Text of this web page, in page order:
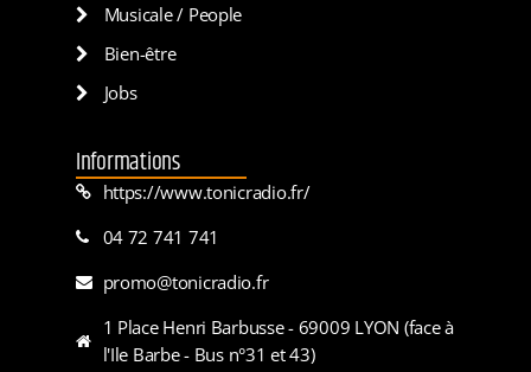
Musicale / People
Bien-être
Jobs
Informations
https://www.tonicradio.fr/
04 72 741 741
promo@tonicradio.fr
1 Place Henri Barbusse - 69009 LYON (face à
l'Ile Barbe - Bus n°31 et 43)